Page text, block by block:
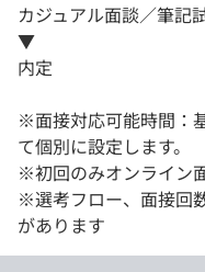
カジュアル面談／筆記
▼
内定
※面接対応可能時間：
て個別に設定します。
※初回のみオンライン
※選考フロー、面接回
があります